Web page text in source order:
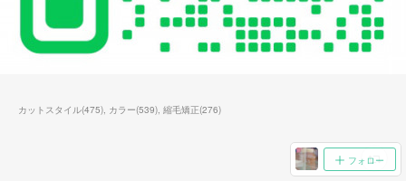
カットスタイル(475) カラー(539) 縮毛矯正(276)
フォロー